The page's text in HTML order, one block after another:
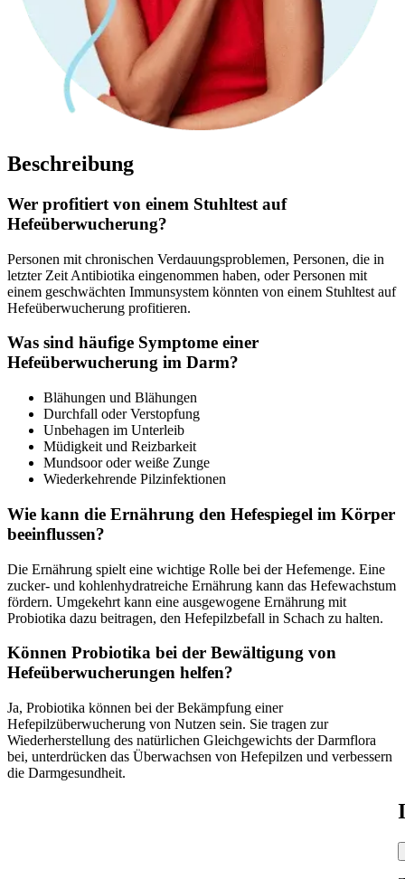
Beschreibung
Wer profitiert von einem Stuhltest auf
Hefeüberwucherung?
Personen mit chronischen Verdauungsproblemen, Personen, die in
letzter Zeit Antibiotika eingenommen haben, oder Personen mit
einem geschwächten Immunsystem könnten von einem Stuhltest auf
Hefeüberwucherung profitieren.
Was sind häufige Symptome einer
Hefeüberwucherung im Darm?
Blähungen und Blähungen
Durchfall oder Verstopfung
Unbehagen im Unterleib
Müdigkeit und Reizbarkeit
Mundsoor oder weiße Zunge
Wiederkehrende Pilzinfektionen
Wie kann die Ernährung den Hefespiegel im Körper
beeinflussen?
Die Ernährung spielt eine wichtige Rolle bei der Hefemenge. Eine
zucker- und kohlenhydratreiche Ernährung kann das Hefewachstum
fördern. Umgekehrt kann eine ausgewogene Ernährung mit
Probiotika dazu beitragen, den Hefepilzbefall in Schach zu halten.
Können Probiotika bei der Bewältigung von
Hefeüberwucherungen helfen?
Ja, Probiotika können bei der Bekämpfung einer
Hefepilzüberwucherung von Nutzen sein. Sie tragen zur
Wiederherstellung des natürlichen Gleichgewichts der Darmflora
bei, unterdrücken das Überwachsen von Hefepilzen und verbessern
die Darmgesundheit.